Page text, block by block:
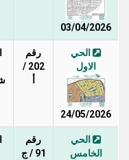
03/04/2026
الحي
الاول
24/05/2026
رقم
202 /
الحي
الخامس
رقم
91 / ج